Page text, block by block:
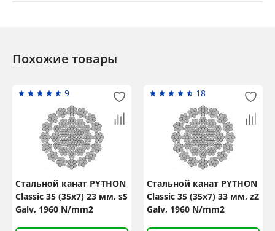
Похожие товары
9
Стальной канат PYTHON
Classic 35 (35x7) 23 мм, sS
Galv, 1960 N/mm2
18
Стальной канат PYTHON
Classic 35 (35x7) 33 мм, zZ
Galv, 1960 N/mm2